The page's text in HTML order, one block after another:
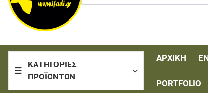
ΚΑΤΗΓΟΡΊΕΣ
ΠΡΟΪΌΝΤΩΝ
ΑΡΧΙΚΉ
PORTFOLIO